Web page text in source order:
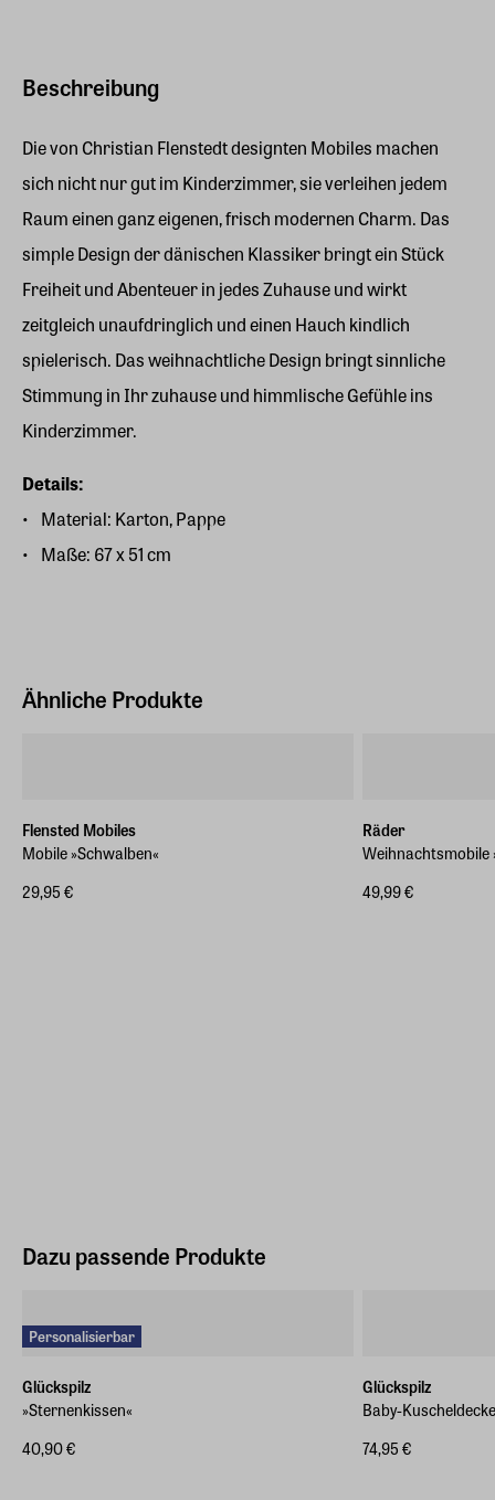
Beschreibung
Die von Christian Flenstedt designten Mobiles machen
sich nicht nur gut im Kinderzimmer, sie verleihen jedem
Raum einen ganz eigenen, frisch modernen Charm. Das
simple Design der dänischen Klassiker bringt ein Stück
Freiheit und Abenteuer in jedes Zuhause und wirkt
zeitgleich unaufdringlich und einen Hauch kindlich
spielerisch. Das weihnachtliche Design bringt sinnliche
Stimmung in Ihr zuhause und himmlische Gefühle ins
Kinderzimmer.
Details:
Material: Karton, Pappe
Maße: 67 x 51 cm
Ähnliche Produkte
Flensted Mobiles
Mobile »Schwalben«
29,95 €
Räder
Weihnachtsmobile
49,99 €
Dazu passende Produkte
Personalisierbar
Glückspilz
»Sternenkissen«
40,90 €
Glückspilz
Baby-
74,95 €